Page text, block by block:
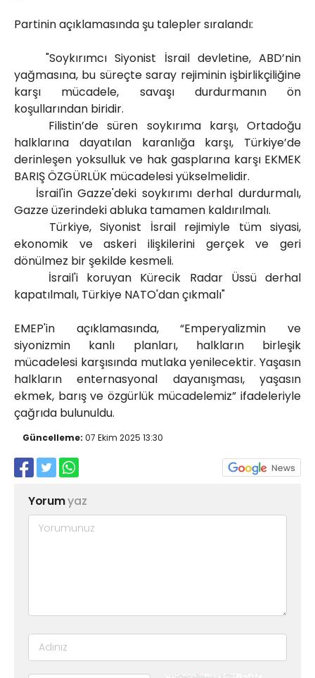
Partinin açıklamasında şu talepler sıralandı:
"Soykırımcı Siyonist İsrail devletine, ABD’nin
yağmasına, bu süreçte saray rejiminin işbirlikçiliğine
karşı mücadele, savaşı durdurmanın ön
koşullarından biridir.
Filistin’de süren soykırıma karşı, Ortadoğu
halklarına dayatılan karanlığa karşı, Türkiye’de
derinleşen yoksulluk ve hak gasplarına karşı EKMEK
BARIŞ ÖZGÜRLÜK mücadelesi yükselmelidir.
İsrail'in Gazze'deki soykırımı derhal durdurmalı,
Gazze üzerindeki abluka tamamen kaldırılmalı.
Türkiye, Siyonist İsrail rejimiyle tüm siyasi,
ekonomik ve askeri ilişkilerini gerçek ve geri
dönülmez bir şekilde kesmeli.
İsrail'i koruyan Kürecik Radar Üssü derhal
kapatılmalı, Türkiye NATO'dan çıkmalı"
EMEP'in açıklamasında, “Emperyalizmin ve
siyonizmin kanlı planları, halkların birleşik
mücadelesi karşısında mutlaka yenilecektir. Yaşasın
halkların enternasyonal dayanışması, yaşasın
ekmek, barış ve özgürlük mücadelemiz” ifadeleriyle
çağrıda bulunuldu.
Güncelleme: 07 Ekim 2025 13:30
Yorumyaz